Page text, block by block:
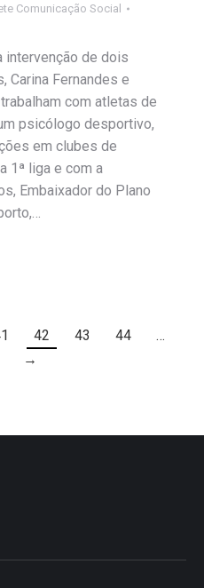
Comunicação Social
intervenção de dois
Carina Fernandes e
com atletas de
psicólogo desportivo,
em clubes de
1ª liga e com a
Embaixador do Plano
42 43 44
…
→